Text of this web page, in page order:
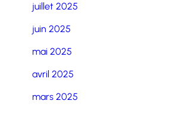
juillet 2025
juin 2025
mai 2025
avril 2025
mars 2025